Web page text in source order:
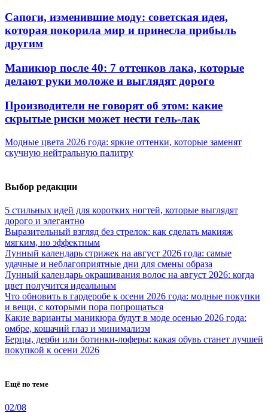
Сапоги, изменившие моду: советская идея,
которая покорила мир и принесла прибыль
другим
Маникюр после 40: 7 оттенков лака, которые
делают руки моложе и выглядят дорого
Производители не говорят об этом: какие
скрытые риски может нести гель-лак
Модные цвета 2026 года: яркие оттенки, которые заменят
скучную нейтральную палитру
Выбор редакции
5 стильных идей для коротких ногтей, которые выглядят
дорого и элегантно
Выразительный взгляд без стрелок: как сделать макияж
мягким, но эффектным
Лунный календарь стрижек на август 2026 года: самые
удачные и неблагоприятные дни для смены образа
Лунный календарь окрашивания волос на август 2026: когда
цвет получится идеальным
Что обновить в гардеробе к осени 2026 года: модные покупки
и вещи, с которыми пора попрощаться
Какие варианты маникюра будут в моде осенью 2026 года:
омбре, кошачий глаз и минимализм
Берцы, дерби или ботинки-лоферы: какая обувь станет лучшей
покупкой к осени 2026
Ещё по теме
02/08